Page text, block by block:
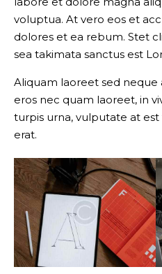
voluptua. At vero eos et
dolores et ea rebum. Stet
sea takimata sanctus est
Aliquam laoreet sed neque
eros nec quam laoreet, in
turpis urna, vulputate at
erat.